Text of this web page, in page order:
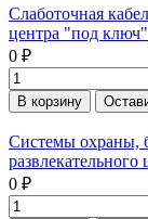
Слаботочная
центра "под ключ"
0 ₽
В корзину
Системы охраны,
0 ₽